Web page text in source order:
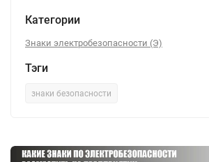
Категории
Знаки электробезопасности (Э)
Тэги
знаки безопасности